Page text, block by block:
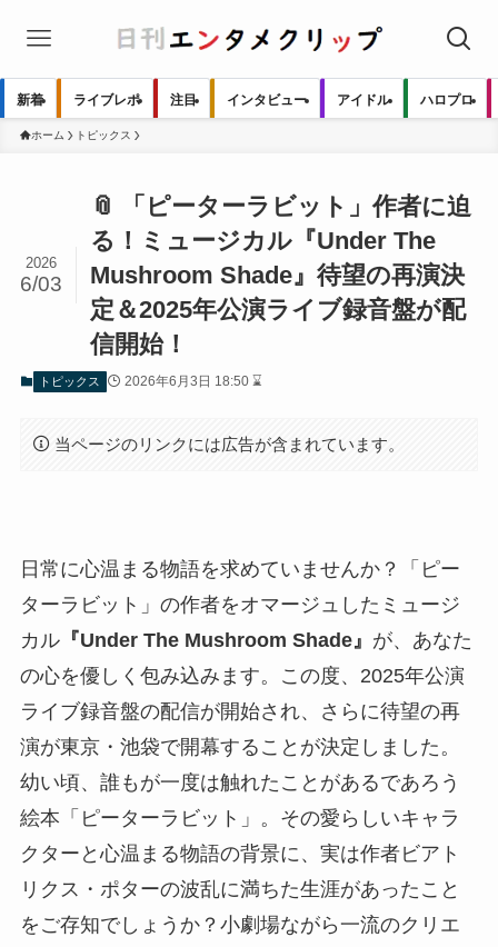
新着 ライブレポ 注目 インタビュー アイドル ハロプロ
ホーム トピックス
📎 「ピーターラビット」作者に迫
る！ミュージカル『Under The
Mushroom Shade』待望の再演決
定＆2025年公演ライブ録音盤が配
信開始！
2026
6/03
トピックス 2026年6月3日 18:50 ⌛
当ページのリンクには広告が含まれています。
日常に心温まる物語を求めていませんか？「ピー
ターラビット」の作者をオマージュしたミュージ
カル『Under The Mushroom Shade』 が、あなた
の心を優しく包み込みます。この度、2025年公演
ライブ録音盤の配信が開始され、さらに待望の再
演が東京・池袋で開幕することが決定しました。
幼い頃、誰もが一度は触れたことがあるであろう
絵本「ピーターラビット」。その愛らしいキャラ
クターと心温まる物語の背景に、実は作者ビアト
リクス・ポターの波乱に満ちた生涯があったこと
をご存知でしょうか？小劇場ながら一流のクリエ